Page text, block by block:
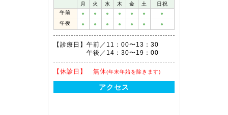
月 火 水 木 金 土
日祝
午前
● ● ● ● ● ●
●
午後
● ● ● ● ● ● ●
【診療日】 午前／11：00〜13：30
午後／14：30〜19：00
【休診日】 無休(年末年始を除きます)
アクセス